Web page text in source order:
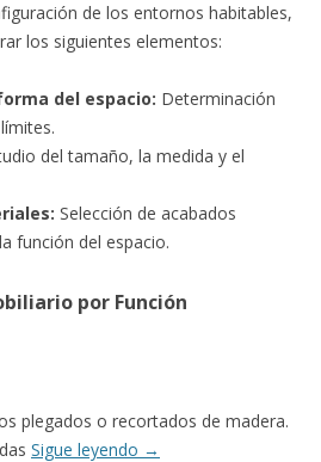
de los entornos habitables,
los siguientes elementos:
del espacio: Determinación
del tamaño, la medida y el
Selección de acabados
función del espacio.
por Función
plegados o recortados de madera.
Sigue leyendo →